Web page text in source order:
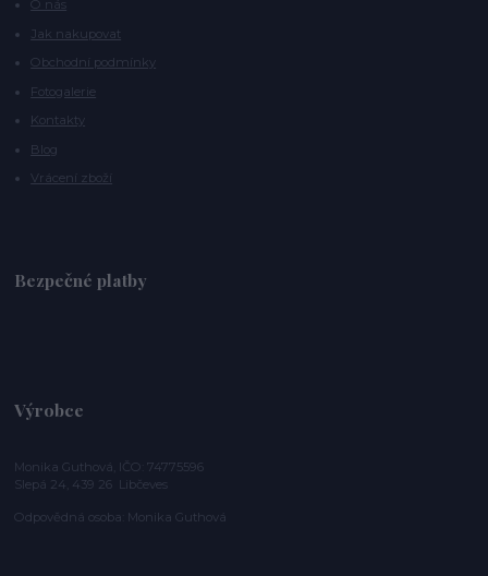
O nás
Jak nakupovat
Obchodní podmínky
Fotogalerie
Kontakty
Blog
Vrácení zboží
Bezpečné platby
Výrobce
Monika Guthová, IČO: 74775596
Slepá 24, 439 26 Libčeves
Odpovědná osoba: Monika Guthová